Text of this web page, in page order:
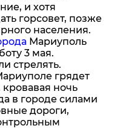
и хотя
горсовет, позже
населения.
Мариуполь
3 мая.
стрелять.
грядет
ночь
в городе силами
дороги,